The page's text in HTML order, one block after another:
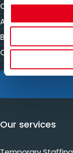
Candidates
About us
Blog
Contact
Our services